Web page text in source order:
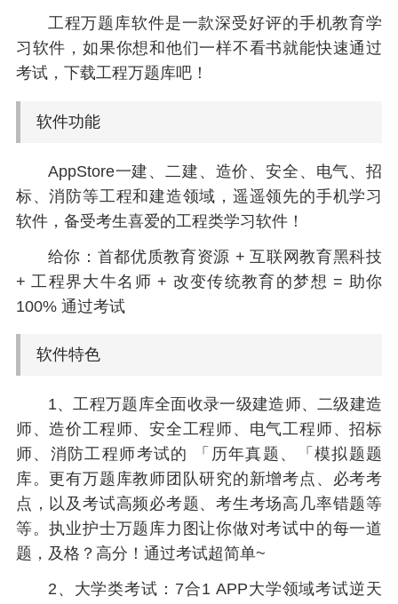
工程万题库软件是一款深受好评的手机教育学
习软件，如果你想和他们一样不看书就能快速通过
考试，下载工程万题库吧！
软件功能
AppStore一建、二建、造价、安全、电气、招
标、消防等工程和建造领域，遥遥领先的手机学习
软件，备受考生喜爱的工程类学习软件！
给你：首都优质教育资源 + 互联网教育黑科技
+ 工程界大牛名师 + 改变传统教育的梦想 = 助你
100% 通过考试
软件特色
1、工程万题库全面收录一级建造师、二级建造
师、造价工程师、安全工程师、电气工程师、招标
师、消防工程师考试的 「历年真题、「模拟题题
库。更有万题库教师团队研究的新增考点、必考考
点，以及考试高频必考题、考生考场高几率错题等
等。执业护士万题库力图让你做对考试中的每一道
题，及格？高分！通过考试超简单~
2、大学类考试：7合1 APP大学领域考试逆天